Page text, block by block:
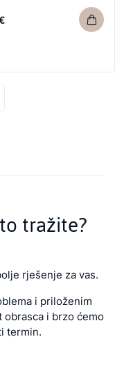
tražite?
rješenje za vas.
i priloženim
i brzo ćemo
termin.